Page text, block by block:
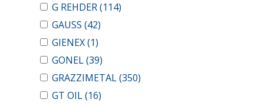
G REHDER(114)
GAUSS (42)
GIENEX(1)
GONEL(39)
GRAZZIMETAL(350)
GT OIL(16)